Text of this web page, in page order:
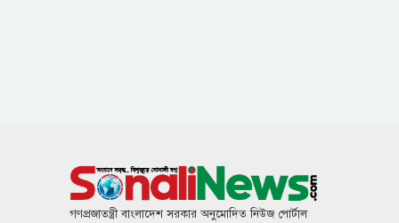
গণপ্রজাতন্ত্রী বাংলাদেশ সরকার অনুমোদিত নিউজ পোর্টাল